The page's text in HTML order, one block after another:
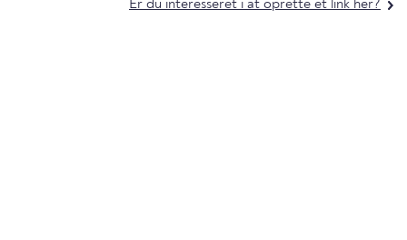
Er du interesseret i at oprette et link her?